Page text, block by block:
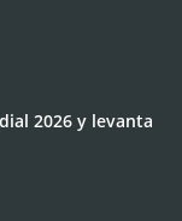
2026 y levanta